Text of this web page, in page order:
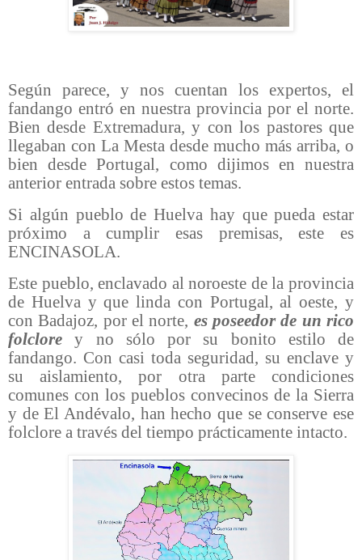
Según parece, y nos cuentan los expertos, el
fandango entró en nuestra provincia por el norte.
Bien desde Extremadura, y con los pastores que
llegaban con La Mesta desde mucho más arriba, o
bien desde Portugal, como dijimos en nuestra
anterior entrada sobre estos temas.
Si algún pueblo de Huelva hay que pueda estar
próximo a cumplir esas premisas, este es
ENCINASOLA.
Este pueblo, enclavado al noroeste de la provincia
de Huelva y que linda con Portugal, al oeste, y
con Badajoz, por el norte, es poseedor de un rico
folclore y no sólo por su bonito estilo de
fandango. Con casi toda seguridad, su enclave y
su aislamiento, por otra parte condiciones
comunes con los pueblos convecinos de la Sierra
y de El Andévalo, han hecho que se conserve ese
folclore a través del tiempo prácticamente intacto.